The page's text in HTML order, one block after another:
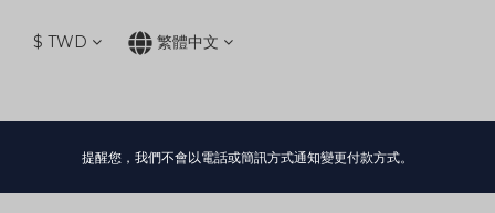
$ TWD 繁體中文
提醒您，我們不會以電話或簡訊方式通知變更付款方式。